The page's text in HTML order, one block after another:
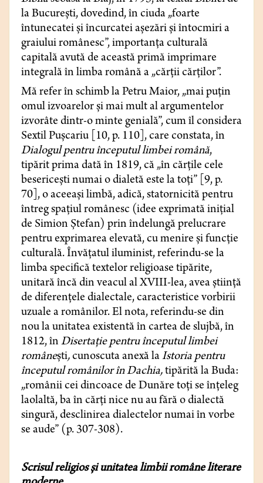
la București, dovedind, în ciuda „foarte
întunecatei și încurcatei așezări și întocmiri a
graiului românesc”, importanța culturală
capitală avută de această primă imprimare
integrală în limba română a „cărții cărților”.
Mă refer în schimb la Petru Maior, „mai puțin
omul izvoarelor și mai mult al argumentelor
izvorâte dintr-o minte genială”, cum îl considera
Sextil Pușcariu [10, p. 110], care constata, în
Dialogul pentru începutul limbei română,
tipărit prima dată în 1819, că „în cărțile cele
besericești numai o dialetă este la toți” [9, p.
70], o aceeași limbă, adică, statornicită pentru
întreg spațiul românesc (idee exprimată inițial
de Simion Ștefan) prin îndelungă prelucrare
pentru exprimarea elevată, cu menire și funcție
culturală. Învățatul iluminist, referindu-se la
limba specifică textelor religioase tipărite,
unitară încă din veacul al XVIII-lea, avea știință
de diferențele dialectale, caracteristice vorbirii
uzuale a românilor. El nota, referindu-se din
nou la unitatea existentă în cartea de slujbă, în
1812, în Disertație pentru începutul limbei
românești, cunoscuta anexă la Istoria pentru
începutul românilor în Dachia,tipărită la Buda:
„românii cei dincoace de Dunăre toți se înțeleg
laolaltă, ba în cărți nice nu au fără o dialectă
singură, desclinirea dialectelor numai în vorbe
se aude” (p. 307-308).
Scrisul religios și unitatea limbii române literare